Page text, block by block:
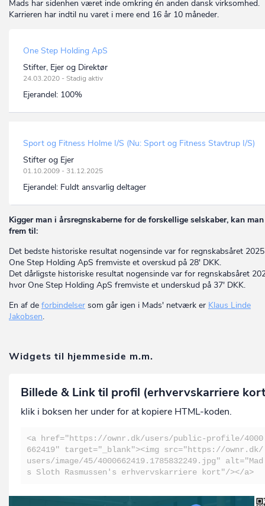
Mads har sidenhen været inde omkring én anden dansk virksomhed.
Karrieren har indtil nu varet i mere end 16 år 10 måneder.
One Step Holding ApS
Stifter, Ejer og Direktør
24.03.2020 - Stadig aktiv
Ejerandel: 100%
Sport og Fitness Holme I/S (Nu: Sport og Fitness Stavtrup I/S)
Stifter og Ejer
01.10.2009 - 31.12.2025
Ejerandel: Fuldt ansvarlig deltager
Kigger man i årsregnskaberne for de forskellige selskaber, kan
frem til:
Det bedste historiske resultat nogensinde var for regnskabsåret
One Step Holding ApS fremviste et overskud på 28' DKK.
Det dårligste historiske resultat nogensinde var for regnskabsåret
hvor One Step Holding ApS fremviste et underskud på 37' DKK.
En af de forbindelser som går igen i Mads' netværk er Klaus Linde
Jakobsen.
Widgets til hjemmeside m.m.
Billede & Link til profil (erhvervskarriere
klik i boksen her under for at kopiere HTML-koden.
<a href="https://ownr.dk/users/public-profile/4000
662419" target="_blank"><img src="https://ownr.dk/
users/image/45/4000662419.1785832249.jpg" alt="Mad
s Sloth Rasmussen's erhvervskarriere kort"/></a>